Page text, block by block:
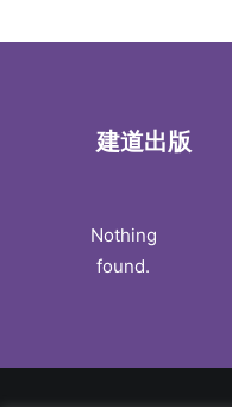
建道出版
Nothing
found.